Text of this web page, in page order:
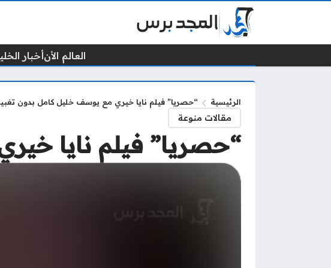
العالم الأنأخبار
الرئيسية “حصريا” فيلم نايا خيري مع يوسف خليل كامل بدون
مقالات منوعة
“حصريا” فيلم نايا